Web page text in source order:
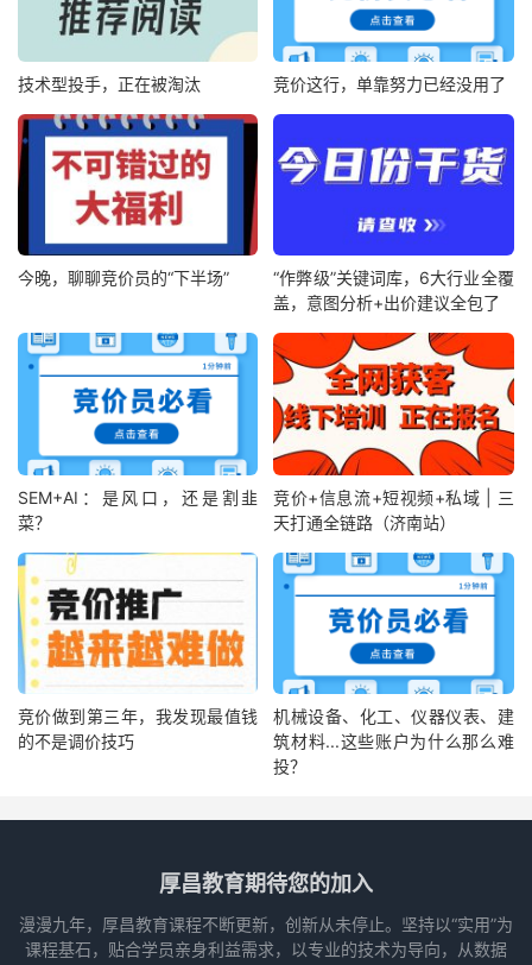
技术型投手，正在被淘汰 竞价这行，单靠努力已经没用了
今晚，聊聊竞价员的“下半场”
“作弊级”关键词库，6大行业全覆
盖，意图分析+出价建议全包了
SEM+AI：是风口，还是割韭
菜？
竞价+信息流+短视频+私域 | 三
天打通全链路（济南站）
竞价做到第三年，我发现最值钱
的不是调价技巧
机械设备、化工、仪器仪表、建
筑材料...这些账户为什么那么难
投？
厚昌教育期待您的加入
漫漫九年，厚昌教育课程不断更新，创新从未停止。坚持以“实用”为
课程基石，贴合学员亲身利益需求，以专业的技术为导向，从数据